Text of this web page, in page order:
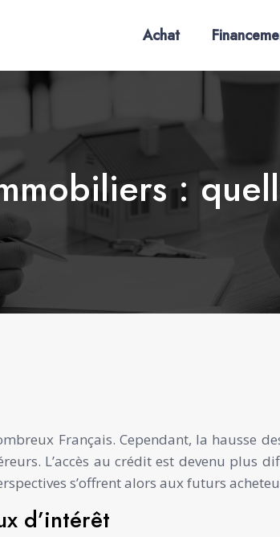
Achat
:
Français. Cependant, la hausse
L’accès au crédit est devenu plus
s’offrent alors aux futurs
d’intérêt